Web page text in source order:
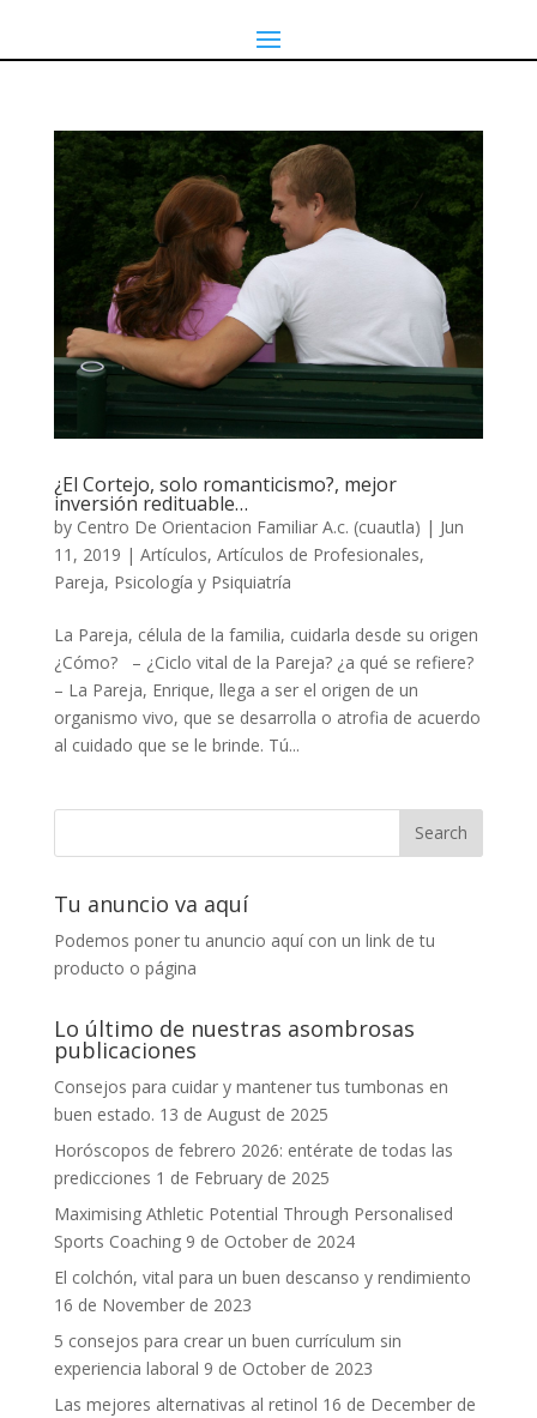
¿El Cortejo, solo romanticismo?, mejor
inversión redituable…
by Centro De Orientacion Familiar A.c. (cuautla) | Jun
11, 2019 | Artículos, Artículos de Profesionales,
Pareja, Psicología y Psiquiatría
La Pareja, célula de la familia, cuidarla desde su origen
¿Cómo? – ¿Ciclo vital de la Pareja? ¿a qué se refiere?
– La Pareja, Enrique, llega a ser el origen de un
organismo vivo, que se desarrolla o atrofia de acuerdo
al cuidado que se le brinde. Tú...
Tu anuncio va aquí
Podemos poner tu anuncio aquí con un link de tu
producto o página
Lo último de nuestras asombrosas
publicaciones
Consejos para cuidar y mantener tus tumbonas en
buen estado. 13 de August de 2025
Horóscopos de febrero 2026: entérate de todas las
predicciones 1 de February de 2025
Maximising Athletic Potential Through Personalised
Sports Coaching 9 de October de 2024
El colchón, vital para un buen descanso y rendimiento
16 de November de 2023
5 consejos para crear un buen currículum sin
experiencia laboral 9 de October de 2023
Las mejores alternativas al retinol 16 de December de